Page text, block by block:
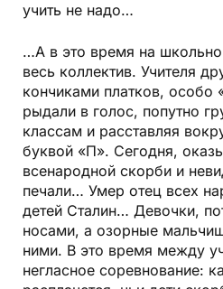
учить не надо…
…А в это время на
весь коллектив. Учителя
кончиками платков, особо
рыдали в голос, попутно
классам и расставляя
буквой «П». Сегодня,
всенародной скорби и
печали… Умер отец всех
детей Сталин… Девочки,
носами, а озорные
ними. В это время между
негласное соревнование: